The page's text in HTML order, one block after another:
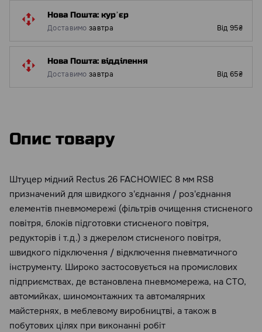
Нова Пошта: курʼєр
Доставимо завтра Від 95₴
Нова Пошта: відділення
Доставимо завтра Від 65₴
Опис товару
Штуцер мідний Rectus 26 FACHOWIEC 8 мм RS8
призначений для швидкого з'єднання / роз'єднання
елементів пневмомережі (фільтрів очищення стисненого
повітря, блоків підготовки стисненого повітря,
редукторів і т.д.) з джерелом стисненого повітря,
швидкого підключення / відключення пневматичного
інструменту. Широко застосовується на промислових
підприємствах, де встановлена пневмомережа, на СТО,
автомийках, шиномонтажних та автомалярних
майстернях, в меблевому виробництві, а також в
побутових цілях при виконанні робіт